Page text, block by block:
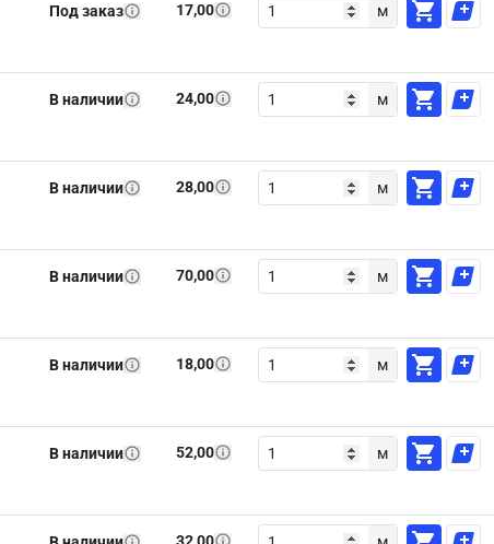
Под заказ 17,00 м
В наличии 24,00 м
В наличии 28,00 м
В наличии 70,00 м
В наличии 18,00 м
В наличии 52,00 м